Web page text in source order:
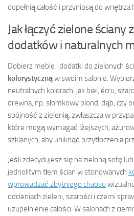
dopełnią całość i przyniosą do wnętrza
Jak łączyć zielone ściany
dodatków i naturalnych
Dobierz meble i dodatki do zielonych
kolorystycznąw swoim salonie.
neutralnych kolorach, jak biel, écru,
drewna, np. słomkowy blond, dąb, czy
spójność z zielenią, zwłaszcza w
które mogą wymagać lżejszych,
szklanych, aby uniknąć przytłoczenia
Jeśli zdecydujesz się na zieloną sofę
jednolitym tłem ścian w stonowanych
wprowadzać zbytniego chaosu
odcieniach zieleni, szarości i czerni
uzupełnienie całości. W salonach z